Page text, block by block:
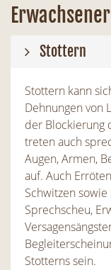
Erwachsener
Stottern
Stottern kann
Dehnungen von
der Blockierung
treten auch
Augen, Armen,
auf. Auch
Schwitzen
Sprechscheu,
Stotterns sein.